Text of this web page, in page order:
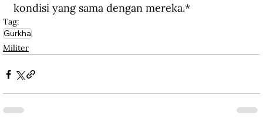
kondisi yang sama dengan mereka.*
Tag:
Gurkha
Militer